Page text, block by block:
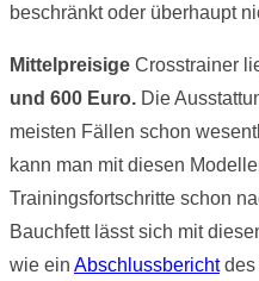
beschränkt oder überhaupt
Mittelpreisige Crosstrainer
und 600 Euro. Die
meisten Fällen schon
kann man mit diesen
Trainingsfortschritte schon
Bauchfett lässt sich mit
wie ein Abschlussberichtdes